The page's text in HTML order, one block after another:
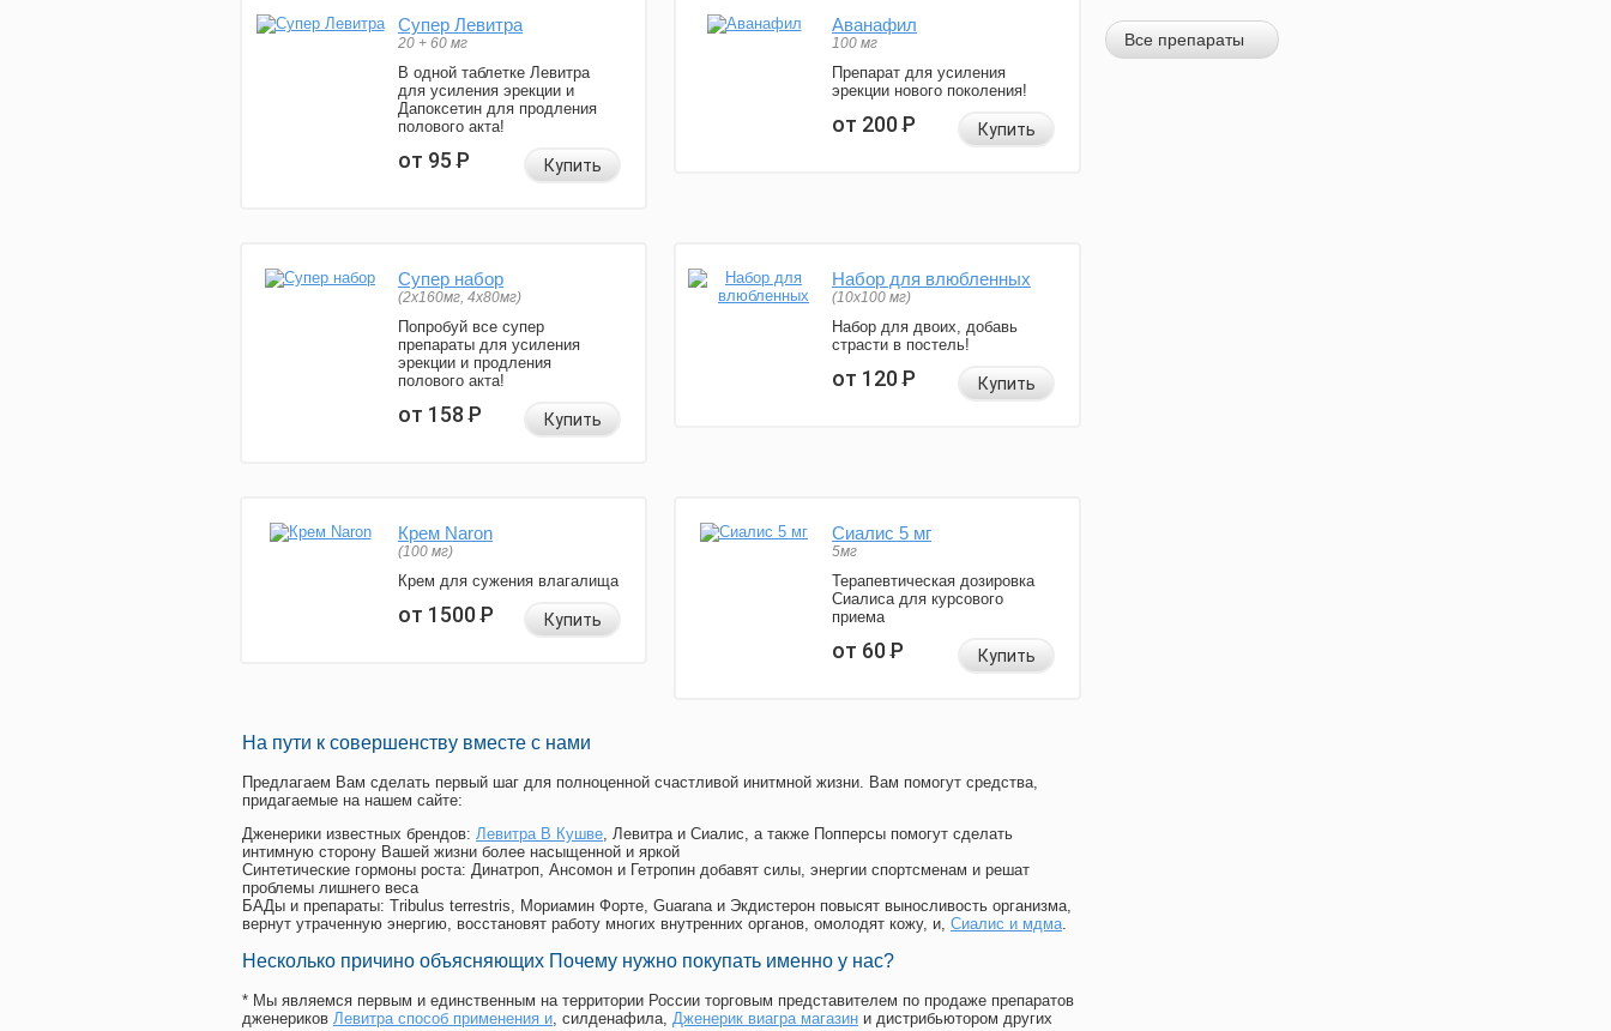
Супер Левитра
20 + 60 мг
В одной таблетке Левитра
для усиления эрекции и
Дапоксетин для продления
полового акта!
от 95Р Купить
Аванафил
100 мг
Препарат для усиления
эрекции нового поколения!
от 200Р Купить
Супер набор
(2х160мг, 4х80мг)
Попробуй все супер
препараты для усиления
эрекции и продления
полового акта!
от 158Р Купить
Набор для влюбленных
(10х100 мг)
Набор для двоих, добавь
страсти в постель!
от 120Р Купить
Крем Naron
(100 мг)
Крем для сужения влагалища
от 1500Р Купить
Сиалис 5 мг
5мг
Терапевтическая дозировка
Сиалиса для курсового
приема
от 60Р Купить
На пути к совершенству вместе с нами
Предлагаем Вам сделать первый шаг для полноценной счастливой инитмной жизни. Вам помогут средства,
придагаемые на нашем сайте:
Дженерики известных брендов: Левитра В Кушве, Левитра и Сиалис, а также Попперсы помогут сделать
интимную сторону Вашей жизни более насыщенной и яркой
Синтетические гормоны роста: Динатроп, Ансомон и Гетропин добавят силы, энергии спортсменам и решат
проблемы лишнего веса
БАДы и препараты: Tribulus terrestris, Мориамин Форте, Guarana и Экдистерон повысят выносливость организма,
вернут утраченную энергию, восстановят работу многих внутренних органов, омолодят кожу, и, Сиалис и мдма.
Несколько причино объясняющих Почему нужно покупать именно у нас?
* Мы являемся первым и единственным на территории России торговым представителем по продаже препаратов
дженериков Левитра способ применения и, силденафила, Дженерик виагра магазин и дистрибьютором других
Все препараты